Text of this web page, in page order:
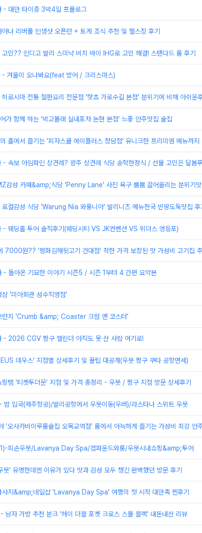
- 대만 타이중 3박4일 프롤로그
야나 리버풀 인생샷 오픈런 + 토게 조식 추천 및 헬스장 후기
고민?? 인디고 발리 스미냑 비치 바이 IHG로 고민 해결! 스탠다드 룸 후기
- 겨울이 오나봐요(feat 방어 / 크리스마스)
히로시마 전통 철판요리 전문점 '핫쵸 가로수길 본점' 분위기에 비해 아쉬운
가 함께 하는 '박고볼래 실내포차 논현 본점' 느좋 안주맛집 술집
홀에서 즐기는 '피자스쿨 에이플러스 청담점' 유니크한 프리미엄 메뉴까지
- 속보 아임파인 상견례? 광주 상견례 식당 송학한정식 / 선물 고민은 달봄
감성 카페&amp;식당 'Penny Lane' 사진 욕구 뿜뿜 끌어올리는 분위기맛
로컬감성 식당 'Warung Nia 와룽니아' 발리니즈 메뉴천국 빈땅도둑맛집 후
- 웨딩홀 투어 솔직후기(웨딩시티 VS JK컨벤션 VS 위더스 영등포)
7000원?? '평화김해뒷고기 건대점' 착한 가격 보장된 맛 가성비 고기집
- 돌아온 기묘한 이야기 시즌5 / 시즌 1부터 4 간편 요약본
삼 '미아회관 성수직영점'
런치 'Crumb &amp; Coaster 크럼 앤 코스터'
- 2026 CGV 짱구 캘린더 아직도 못 산 사람 여기로!
데우스' 지점별 상세후기 및 꿀팁 대공개(우붓 짱구 쿠타 공항면세)
핑탬 '티켓투더문' 지점 및 가격 총정리 - 우붓 / 짱구 지점 방문 상세후기
밤 입국(제주항공)/발리공항에서 우붓이동(우버)/라스타나 스위트 우붓
'오사카비이루룸술집 오목교역점' 룸에서 아늑하게 즐기는 가성비 최강 안
피손우붓/Lavanya Day Spa/컴파운드와룽/우붓시내쇼핑&amp;투어
붓' 유명한데엔 이유가 있다 맛과 감성 모두 챙긴 완벽했던 방문 후기
사지&amp;네일샵 'Lavanya Day Spa' 여행의 첫 시작 대만족 찐후기
남자 가방 추천 분크 '헤이 더블 포켓 크로스 스몰 블랙' 내돈내산 리뷰